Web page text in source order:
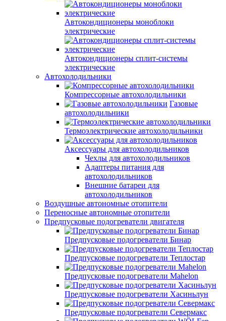
Автокондиционеры моноблоки
электрические
Автокондиционеры сплит-системы
электрические
Автохолодильники
Компрессорные автохолодильники
Газовые
автохолодильники
Термоэлектрические автохолодильники
Аксессуары для автохолодильников
Чехлы для автохолодильников
Адаптеры питания для
автохолодильников
Внешние батареи для
автохолодильников
Воздушные автономные отопители
Переносные автономные отопители
Предпусковые подогреватели двигателя
Предпусковые подогреватели Бинар
Предпусковые подогреватели Теплостар
Предпусковые подогреватели Mahelon
Предпусковые подогреватели Хасиньлун
Предпусковые подогреватели Севермакс